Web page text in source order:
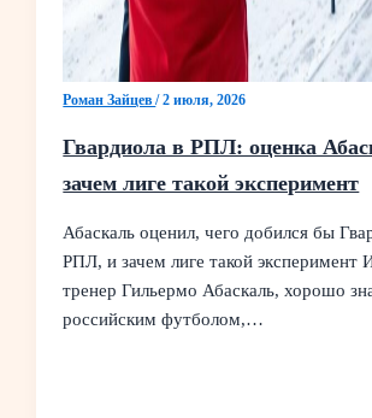
Роман Зайцев/2 июля, 2026
Гвардиола в РПЛ: оценка
зачем лиге такой эксперимент
Абаскаль оценил, чего добился бы
РПЛ, и зачем лиге такой эксперимент
тренер Гильермо Абаскаль, хорошо
российским футболом,…